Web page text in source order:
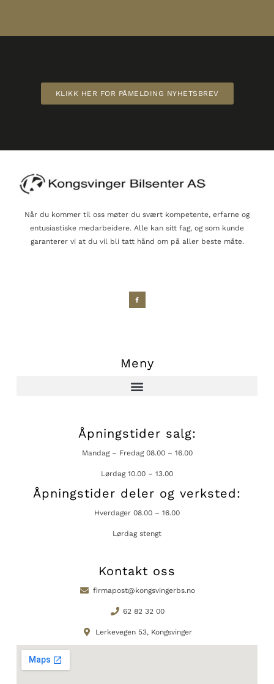
KLIKK HER FOR PÅMELDING NYHETSBREV
Når du kommer til oss møter du svært kompetente, erfarne og
entusiastiske medarbeidere. Alle kan sitt fag, og som kunde
garanterer vi at du vil bli tatt hånd om på aller beste måte.
Meny
Åpningstider salg:
Mandag – Fredag 08.00 – 16.00
Lørdag 10.00 – 13.00
Åpningstider deler og verksted:
Hverdager 08.00 – 16.00
Lørdag stengt
Kontakt oss
firmapost@kongsvingerbs.no
62 82 32 00
Lerkevegen 53, Kongsvinger